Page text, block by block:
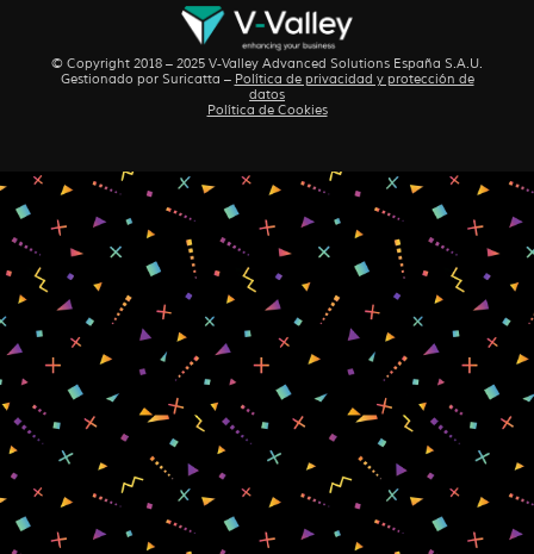
© Copyright 2018 – 2025 V-Valley Advanced Solutions España S.A.U.
Gestionado por Suricatta – Política de privacidad y protección de
datos
Política de Cookies